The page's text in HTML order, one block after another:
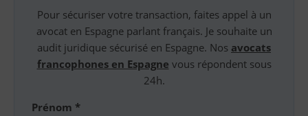
Pour sécuriser votre transaction, faites appel à un
avocat en Espagne parlant français. Je souhaite un
audit juridique sécurisé en Espagne. Nos avocats
francophones en Espagne vous répondent sous
24h.
Prénom *